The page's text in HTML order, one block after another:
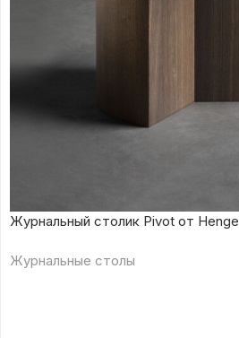
Журнальный столик Pivot от Henge
Журнальные столы